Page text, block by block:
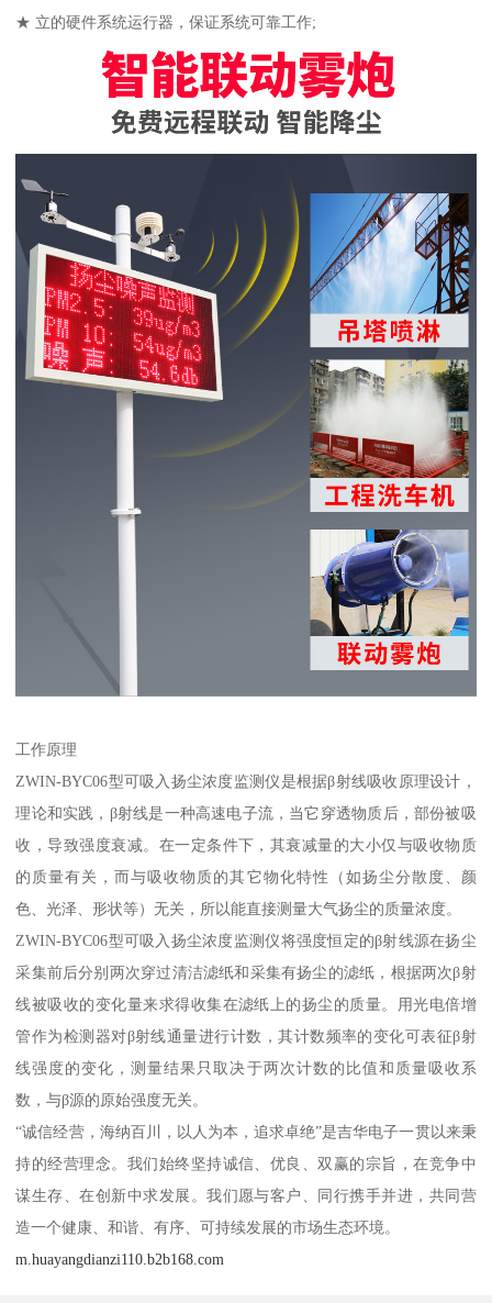
★ 立的硬件系统运行器，保证系统可靠工作;
工作原理
ZWIN-BYC06型可吸入扬尘浓度监测仪是根据β射线吸收原理设计，
理论和实践，β射线是一种高速电子流，当它穿透物质后，部份被吸
收，导致强度衰减。在一定条件下，其衰减量的大小仅与吸收物质
的质量有关，而与吸收物质的其它物化特性（如扬尘分散度、颜
色、光泽、形状等）无关，所以能直接测量大气扬尘的质量浓度。
ZWIN-BYC06型可吸入扬尘浓度监测仪将强度恒定的β射线源在扬尘
采集前后分别两次穿过清洁滤纸和采集有扬尘的滤纸，根据两次β射
线被吸收的变化量来求得收集在滤纸上的扬尘的质量。用光电倍增
管作为检测器对β射线通量进行计数，其计数频率的变化可表征β射
线强度的变化，测量结果只取决于两次计数的比值和质量吸收系
数，与β源的原始强度无关。
“诚信经营，海纳百川，以人为本，追求卓绝”是吉华电子一贯以来秉
持的经营理念。我们始终坚持诚信、优良、双赢的宗旨，在竞争中
谋生存、在创新中求发展。我们愿与客户、同行携手并进，共同营
造一个健康、和谐、有序、可持续发展的市场生态环境。
m.huayangdianzi110.b2b168.com